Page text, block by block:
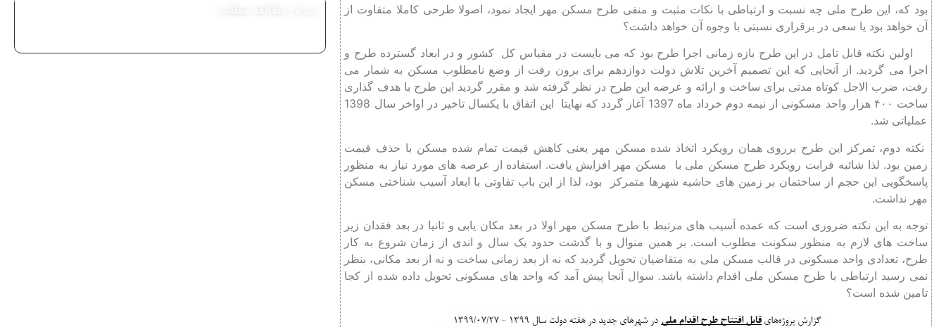
بود که، این طرح ملی چه نسبت و ارتباطی با نکات مثبت و منفی طرح مسکن مهر ایجاد نمود، اصولا طرحی کاملا متفاوت از
آن خواهد بود یا سعی در برقراری نسبتی با وجوه آن خواهد داشت؟
اولین نکته قابل تامل در این طرح بازه زمانی اجرا طرح بود که می بایست در مقیاس کل کشور و در ابعاد گسترده طرح و
اجرا می گردید. از آنجایی که این تصمیم آخرین تلاش دولت دوازدهم برای برون رفت از وضع نامطلوب مسکن به شمار می
رفت، ضرب الاجل کوتاه مدتی برای ساخت و ارائه و عرضه این طرح در نظر گرفته شد و مقرر گردید این طرح با هدف گذاری
ساخت ۴۰۰ هزار واحد مسکونی از نیمه دوم خرداد ماه 1397 آغاز گردد که نهایتا این اتفاق با یکسال تاخیر در اواخر سال 1398
عملیاتی شد.
نکته دوم، تمرکز این طرح برروی همان رویکرد اتخاذ شده مسکن مهر یعنی کاهش قیمت تمام شده مسکن با حذف قیمت
زمین بود. لذا شائبه قرابت رویکرد طرح مسکن ملی با مسکن مهر افزایش یافت. استفاده از عرصه های مورد نیاز به منظور
پاسخگویی این حجم از ساختمان بر زمین های حاشیه شهرها متمرکز بود، لذا از این باب تفاوتی با ابعاد آسیب شناختی مسکن
مهر نداشت.
توجه به این نکته ضروری است که عمده آسیب های مرتبط با طرح مسکن مهر اولا در بعد مکان یابی و ثانیا در بعد فقدان زیر
ساخت های لازم به منظور سکونت مطلوب است. بر همین منوال و با گذشت حدود یک سال و اندی از زمان شروع به کار
طرح، تعدادی واحد مسکونی در قالب مسکن ملی به متقاضیان تحویل گردید که نه از بعد زمانی ساخت و نه از بعد مکانی، بنظر
نمی رسید ارتباطی با طرح مسکن ملی اقدام داشته باشد. سوال آنجا پیش آمد که واحد های مسکونی تحویل داده شده از کجا
تامین شده است؟